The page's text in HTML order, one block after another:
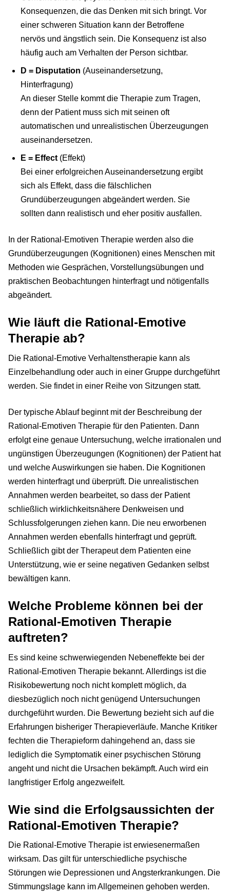
Konsequenzen, die das Denken mit sich bringt. Vor
einer schweren Situation kann der Betroffene
nervös und ängstlich sein. Die Konsequenz ist also
häufig auch am Verhalten der Person sichtbar.
D = Disputation (Auseinandersetzung,
Hinterfragung)
An dieser Stelle kommt die Therapie zum Tragen,
denn der Patient muss sich mit seinen oft
automatischen und unrealistischen Überzeugungen
auseinandersetzen.
E = Effect (Effekt)
Bei einer erfolgreichen Auseinandersetzung ergibt
sich als Effekt, dass die fälschlichen
Grundüberzeugungen abgeändert werden. Sie
sollten dann realistisch und eher positiv ausfallen.
In der Rational-Emotiven Therapie werden also die
Grundüberzeugungen (Kognitionen) eines Menschen mit
Methoden wie Gesprächen, Vorstellungsübungen und
praktischen Beobachtungen hinterfragt und nötigenfalls
abgeändert.
Wie läuft die Rational-Emotive
Therapie ab?
Die Rational-Emotive Verhaltenstherapie kann als
Einzelbehandlung oder auch in einer Gruppe durchgeführt
werden. Sie findet in einer Reihe von Sitzungen statt.
Der typische Ablauf beginnt mit der Beschreibung der
Rational-Emotiven Therapie für den Patienten. Dann
erfolgt eine genaue Untersuchung, welche irrationalen und
ungünstigen Überzeugungen (Kognitionen) der Patient hat
und welche Auswirkungen sie haben. Die Kognitionen
werden hinterfragt und überprüft. Die unrealistischen
Annahmen werden bearbeitet, so dass der Patient
schließlich wirklichkeitsnähere Denkweisen und
Schlussfolgerungen ziehen kann. Die neu erworbenen
Annahmen werden ebenfalls hinterfragt und geprüft.
Schließlich gibt der Therapeut dem Patienten eine
Unterstützung, wie er seine negativen Gedanken selbst
bewältigen kann.
Welche Probleme können bei der
Rational-Emotiven Therapie
auftreten?
Es sind keine schwerwiegenden Nebeneffekte bei der
Rational-Emotiven Therapie bekannt. Allerdings ist die
Risikobewertung noch nicht komplett möglich, da
diesbezüglich noch nicht genügend Untersuchungen
durchgeführt wurden. Die Bewertung bezieht sich auf die
Erfahrungen bisheriger Therapieverläufe. Manche Kritiker
fechten die Therapieform dahingehend an, dass sie
lediglich die Symptomatik einer psychischen Störung
angeht und nicht die Ursachen bekämpft. Auch wird ein
langfristiger Erfolg angezweifelt.
Wie sind die Erfolgsaussichten der
Rational-Emotiven Therapie?
Die Rational-Emotive Therapie ist erwiesenermaßen
wirksam. Das gilt für unterschiedliche psychische
Störungen wie Depressionen und Angsterkrankungen. Die
Stimmungslage kann im Allgemeinen gehoben werden.